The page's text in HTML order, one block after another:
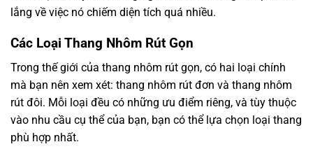
lắng về việc nó chiếm diện tích quá nhiều.
Các Loại Thang Nhôm Rút Gọn
Trong thế giới của thang nhôm rút gọn, có hai loại chính
mà bạn nên xem xét: thang nhôm rút đơn và thang nhôm
rút đôi. Mỗi loại đều có những ưu điểm riêng, và tùy thuộc
vào nhu cầu cụ thể của bạn, bạn có thể lựa chọn loại thang
phù hợp nhất.